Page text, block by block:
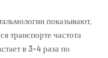
показывают,
транспорте частота
в 3-4 раза по